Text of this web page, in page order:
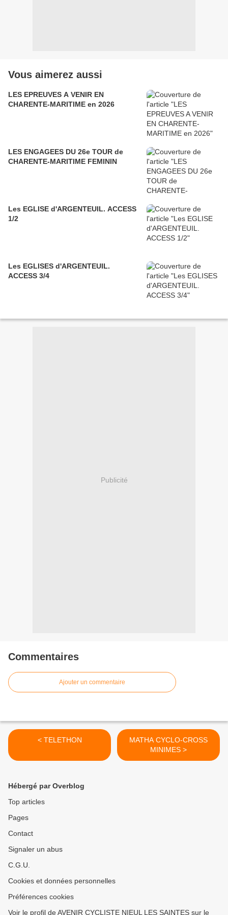
Vous aimerez aussi
LES EPREUVES A VENIR EN
CHARENTE-MARITIME en 2026
LES ENGAGEES DU 26e TOUR de
CHARENTE-MARITIME FEMININ
Les EGLISE d'ARGENTEUIL. ACCESS
1/2
Les EGLISES d'ARGENTEUIL.
ACCESS 3/4
Publicité
Commentaires
Ajouter un commentaire
< TELETHON
MATHA CYCLO-CROSS
MINIMES >
Hébergé par Overblog
Top articles
Pages
Contact
Signaler un abus
C.G.U.
Cookies et données personnelles
Préférences cookies
Voir le profil de AVENIR CYCLISTE NIEUL LES SAINTES sur le